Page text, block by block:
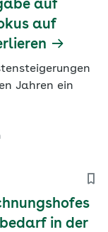
auf
auf
Jahren ein
in der